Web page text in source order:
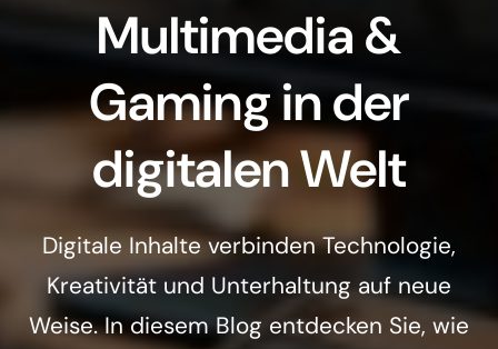
Multimedia &
Gaming in der
digitalen Welt
Digitale Inhalte verbinden Technologie,
Kreativität und Unterhaltung auf neue
Weise. In diesem Blog entdecken Sie, wie